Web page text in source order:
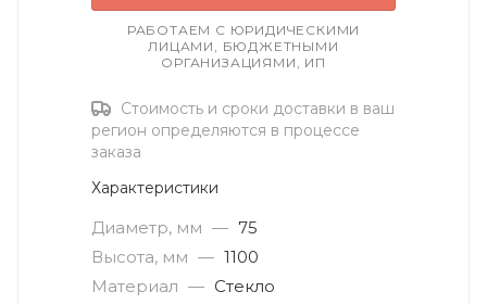
РАБОТАЕМ С ЮРИДИЧЕСКИМИ
ЛИЦАМИ, БЮДЖЕТНЫМИ
ОРГАНИЗАЦИЯМИ, ИП
Стоимость и сроки доставки в ваш
регион определяются в процессе
заказа
Характеристики
Диаметр, мм — 75
Высота, мм — 1100
Материал — Стекло